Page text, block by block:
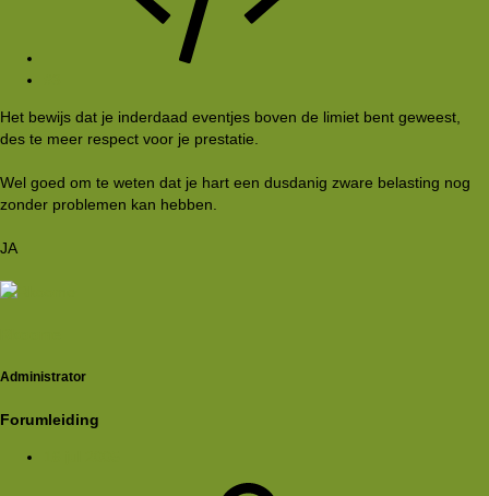
Het bewijs dat je inderdaad eventjes boven de limiet bent geweest,
des te meer respect voor je prestatie.
Wel goed om te weten dat je hart een dusdanig zware belasting nog
zonder problemen kan hebben.
JA
Administrator
Forumleiding